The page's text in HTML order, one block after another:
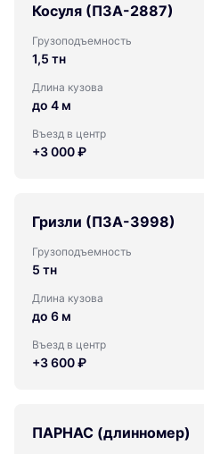
Косуля (ПЗА-2887)
Грузоподъемность
1,5 тн
Длина кузова
до 4 м
Въезд в центр
+3 000 ₽
Гризли (ПЗА-3998)
Грузоподъемность
5 тн
Длина кузова
до 6 м
Въезд в центр
+3 600 ₽
ПАРНАС (длинномер)